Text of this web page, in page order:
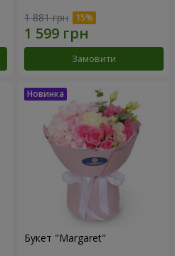
1 881 грн
Замовити
Букет "Margaret"